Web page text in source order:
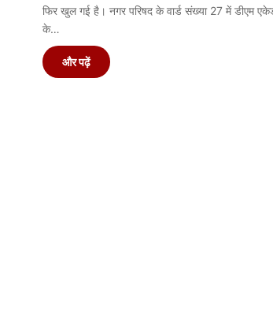
फिर खुल गई है। नगर परिषद के वार्ड संख्या 27 में डीएम
के…
और पढ़ें